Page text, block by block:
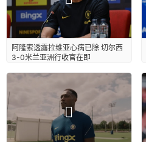
阿隆索透露拉维亚心病已除 切尔西
3-0米兰亚洲行收官在即